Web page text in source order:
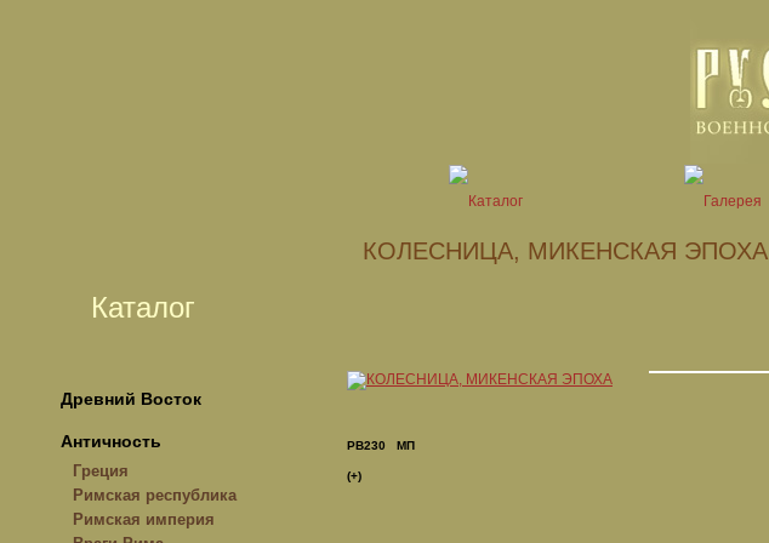
КОЛЕСНИЦА, МИКЕНСКАЯ ЭПОХА
Каталог
Древний Восток
Античность
Греция
Римская республика
Римская империя
РВ230 МП
(+)